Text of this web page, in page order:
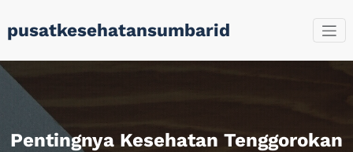
to
content
pusatkesehatansumbarid
Pentingnya Kesehatan Tenggorokan